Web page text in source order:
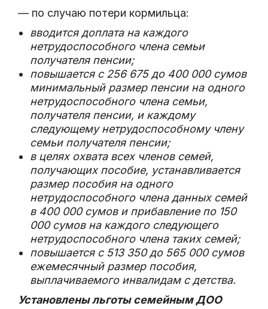
— по случаю потери кормильца:
вводится доплата на каждого
нетрудоспособного члена семьи
получателя пенсии;
повышается с 256 675 до 400 000 сумов
минимальный размер пенсии на одного
нетрудоспособного члена семьи,
получателя пенсии, и каждому
следующему нетрудоспособному члену
семьи получателя пенсии;
в целях охвата всех членов семей,
получающих пособие, устанавливается
размер пособия на одного
нетрудоспособного члена данных семей
в 400 000 сумов и прибавление по 150
000 сумов на каждого следующего
нетрудоспособного члена таких семей;
повышается с 513 350 до 565 000 сумов
ежемесячный размер пособия,
выплачиваемого инвалидам с детства.
Установлены льготы семейным ДОО